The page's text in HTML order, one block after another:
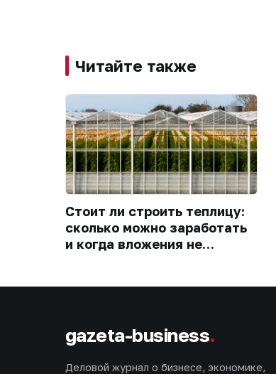
Читайте также
Стоит ли строить теплицу:
сколько можно заработать
и когда вложения не
gazeta-business.
Деловой журнал о бизнесе, экономике,